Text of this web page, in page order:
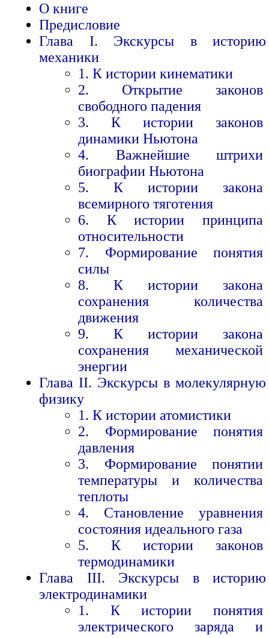
О книге
Предисловие
Глава I. Экскурсы в историю
механики
1. К истории кинематики
2. Открытие законов
свободного падения
3. К истории законов
динамики Ньютона
4. Важнейшие штрихи
биографии Ньютона
5. К истории закона
всемирного тяготения
6. К истории принципа
относительности
7. Формирование понятия
силы
8. К истории закона
сохранения количества
движения
9. К истории закона
сохранения механической
энергии
Глава II. Экскурсы в молекулярную
физику
1. К истории атомистики
2. Формирование понятия
давления
3. Формирование понятии
температуры и количества
теплоты
4. Становление уравнения
состояния идеального газа
5. К истории законов
термодинамики
Глава III. Экскурсы в историю
электродинамики
1. К истории понятия
электрического заряда и